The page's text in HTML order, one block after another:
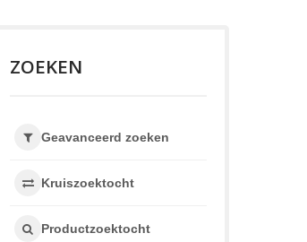
ZOEKEN
Geavanceerd zoeken
Kruiszoektocht
Productzoektocht